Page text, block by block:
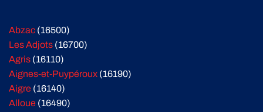
Abzac (16500)
Les Adjots (16700)
Agris (16110)
Aignes-et-Puypéroux (16190)
Aigre (16140)
Alloue (16490)